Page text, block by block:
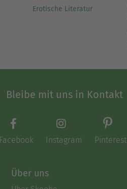
Erotische Literatur
Bleibe mit uns in Kontakt
Facebook Instagram Pinterest
Über uns